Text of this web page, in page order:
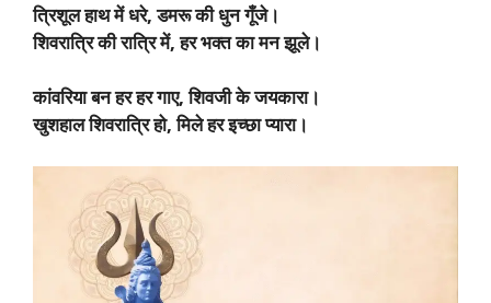
त्रिशूल हाथ में धरे, डमरू की धुन गूँजे।
शिवरात्रि की रात्रि में, हर भक्त का मन झूले।
कांवरिया बन हर हर गाए, शिवजी के जयकारा।
खुशहाल शिवरात्रि हो, मिले हर इच्छा प्यारा।